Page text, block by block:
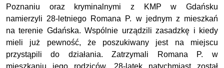
Poznaniu oraz kryminalnymi z KMP w Gdańsku
namierzyli 28-letniego Romana P. w jednym z mieszkań
na terenie Gdańska. Wspólnie urządzili zasadzkę i kiedy
mieli już pewność, że poszukiwany jest na miejscu
przystąpili do działania. Zatrzymali Romana P. w